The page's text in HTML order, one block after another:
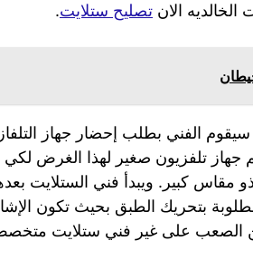
الان تصليح ستلايت.
سيقوم الفني بطلب إحضار جهاز
جهاز تلفزيون صغير لهذا الغرض
مقاس كبير. ويبدأ فني الستلايت
بتحريك الطبق بحيث تكون
الصعب على غير فني ستلايت متخصص